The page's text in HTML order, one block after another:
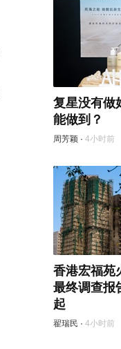
复星没有做
能做到？
周芳颖 · 4小时前
香港宏福苑
最终调查报
起
翟瑞民 · 4小时前